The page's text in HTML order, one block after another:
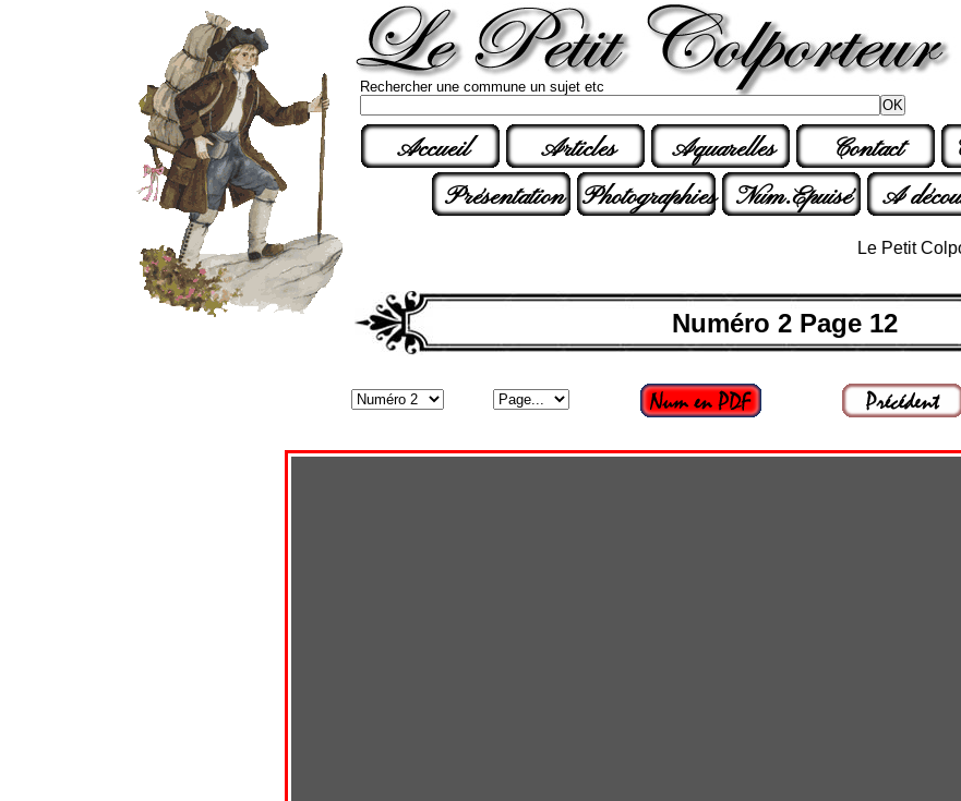
Rechercher une commune un sujet etc
Accueil Articles Aquarelles Contact
Présentation Photographies Num.Epuisé A
Le Petit
Numéro 2 Page 12